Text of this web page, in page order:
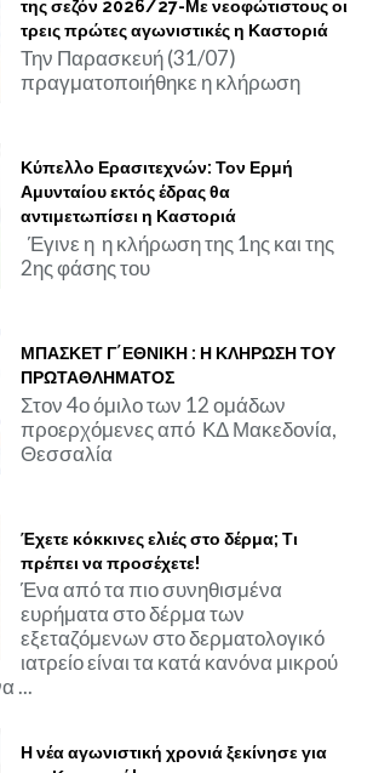
της σεζόν 2026/27-Με νεοφώτιστους οι
τρεις πρώτες αγωνιστικές η Καστοριά
Την Παρασκευή (31/07)
πραγματοποιήθηκε η κλήρωση
Κύπελλο Ερασιτεχνών: Τον Ερμή
Αμυνταίου εκτός έδρας θα
αντιμετωπίσει η Καστοριά
Έγινε η η κλήρωση της 1ης και της
2ης φάσης του
ΜΠΑΣΚΕΤ Γ΄ΕΘΝΙΚΗ : Η ΚΛΗΡΩΣΗ ΤΟΥ
ΠΡΩΤΑΘΛΗΜΑΤΟΣ
Στον 4ο όμιλο των 12 ομάδων
προερχόμενες από ΚΔ Μακεδονία,
Θεσσαλία
Έχετε κόκκινες ελιές στο δέρμα; Τι
πρέπει να προσέχετε!
Ένα από τα πιο συνηθισμένα
ευρήματα στο δέρμα των
εξεταζόμενων στο δερματολογικό
ιατρείο είναι τα κατά κανόνα μικρού
...
Η νέα αγωνιστική χρονιά ξεκίνησε για